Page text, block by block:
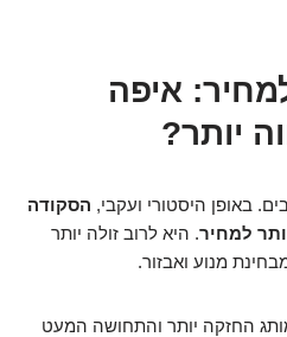
איפה
יותר?
באופן היסטורי ועקבי, הסקודה
למחיר. היא לרוב זולה יותר
מנוע ואבזור.
החזקה יותר והתחושה המעט